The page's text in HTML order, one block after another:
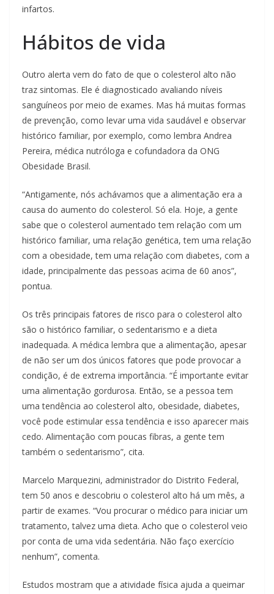
infartos.
Hábitos de vida
Outro alerta vem do fato de que o colesterol alto não
traz sintomas. Ele é diagnosticado avaliando níveis
sanguíneos por meio de exames. Mas há muitas formas
de prevenção, como levar uma vida saudável e observar
histórico familiar, por exemplo, como lembra Andrea
Pereira, médica nutróloga e cofundadora da ONG
Obesidade Brasil.
“Antigamente, nós achávamos que a alimentação era a
causa do aumento do colesterol. Só ela. Hoje, a gente
sabe que o colesterol aumentado tem relação com um
histórico familiar, uma relação genética, tem uma relação
com a obesidade, tem uma relação com diabetes, com a
idade, principalmente das pessoas acima de 60 anos”,
pontua.
Os três principais fatores de risco para o colesterol alto
são o histórico familiar, o sedentarismo e a dieta
inadequada. A médica lembra que a alimentação, apesar
de não ser um dos únicos fatores que pode provocar a
condição, é de extrema importância. “É importante evitar
uma alimentação gordurosa. Então, se a pessoa tem
uma tendência ao colesterol alto, obesidade, diabetes,
você pode estimular essa tendência e isso aparecer mais
cedo. Alimentação com poucas fibras, a gente tem
também o sedentarismo”, cita.
Marcelo Marquezini, administrador do Distrito Federal,
tem 50 anos e descobriu o colesterol alto há um mês, a
partir de exames. “Vou procurar o médico para iniciar um
tratamento, talvez uma dieta. Acho que o colesterol veio
por conta de uma vida sedentária. Não faço exercício
nenhum”, comenta.
Estudos mostram que a atividade física ajuda a queimar